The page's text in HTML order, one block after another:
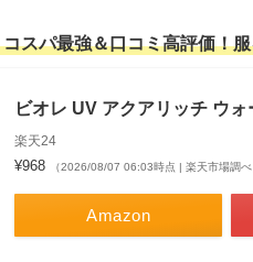
スパ最強＆口コミ高評価！
ビオレ UV アクアリッチ ウ
楽天24
¥968 （2026/08/07 06:03時点 | 楽天市場調べ
Amazon